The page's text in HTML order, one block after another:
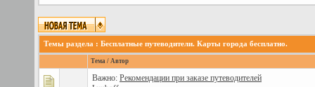
Темы раздела : Бесплатные путеводители. Карты города бесплатно.
Тема / Автор
Важно: Рекомендации при заказе путеводителей